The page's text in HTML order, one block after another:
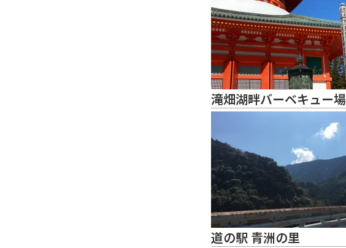
滝畑湖畔バーベキュー場
道の駅 青洲の里